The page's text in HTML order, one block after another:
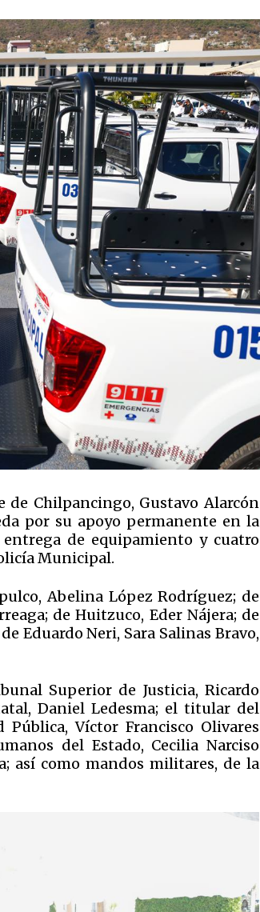
Chilpancingo, Gustavo Alarcón
por su apoyo permanente en la
de equipamiento y cuatro
Municipal.
Abelina López Rodríguez; de
de Huitzuco, Eder Nájera; de
Eduardo Neri, Sara Salinas Bravo,
Superior de Justicia, Ricardo
Daniel Ledesma; el titular del
Víctor Francisco Olivares
del Estado, Cecilia Narciso
así como mandos militares, de la